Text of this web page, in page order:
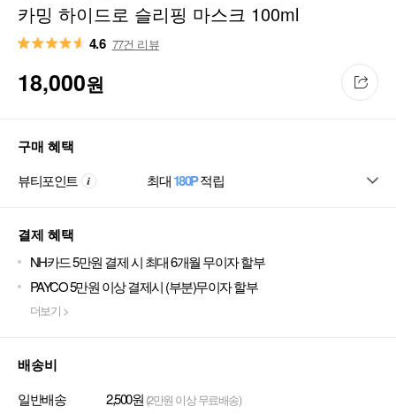
카밍 하이드로 슬리핑 마스크 100ml
4.6 77건 리뷰
18,000원
구매 혜택
뷰티포인트 최대180P적립
결제 혜택
NH카드 5만원 결제 시 최대 6개월 무이자 할부
PAYCO 5만원 이상 결제시 (부분)무이자 할부
더보기 >
배송비
일반배송 2,500원 (2만원 이상 무료배송)